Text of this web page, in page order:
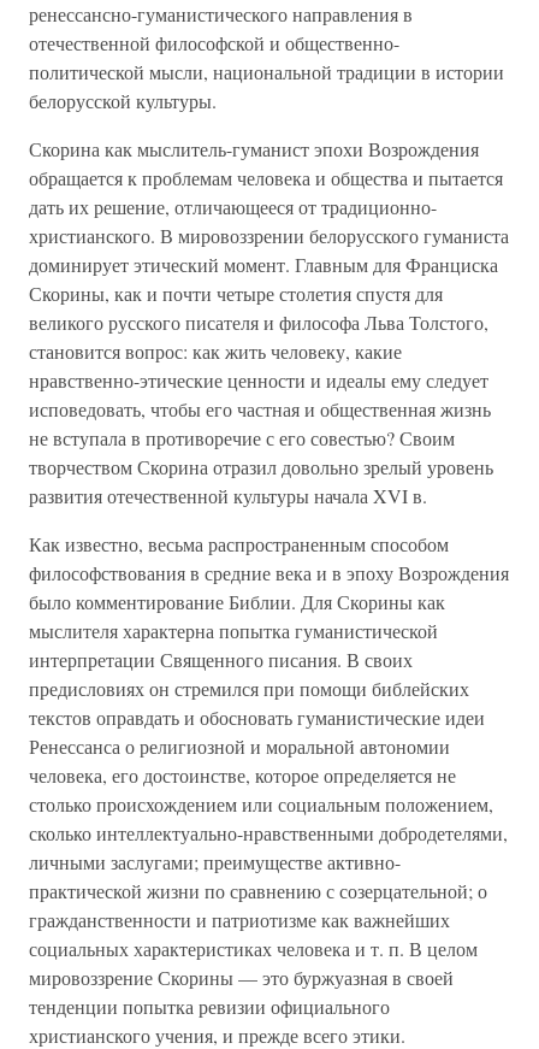
ренессансно-гуманистического направления в
отечественной философской и общественно-
политической мысли, национальной традиции в истории
белорусской культуры.
Скорина как мыслитель-гуманист эпохи Возрождения
обращается к проблемам человека и общества и пытается
дать их решение, отличающееся от традиционно-
христианского. В мировоззрении белорусского гуманиста
доминирует этический момент. Главным для Франциска
Скорины, как и почти четыре столетия спустя для
великого русского писателя и философа Льва Толстого,
становится вопрос: как жить человеку, какие
нравственно-этические ценности и идеалы ему следует
исповедовать, чтобы его частная и общественная жизнь
не вступала в противоречие с его совестью? Своим
творчеством Скорина отразил довольно зрелый уровень
развития отечественной культуры начала XVI в.
Как известно, весьма распространенным способом
философствования в средние века и в эпоху Возрождения
было комментирование Библии. Для Скорины как
мыслителя характерна попытка гуманистической
интерпретации Священного писания. В своих
предисловиях он стремился при помощи библейских
текстов оправдать и обосновать гуманистические идеи
Ренессанса о религиозной и моральной автономии
человека, его достоинстве, которое определяется не
столько происхождением или социальным положением,
сколько интеллектуально-нравственными добродетелями,
личными заслугами; преимуществе активно-
практической жизни по сравнению с созерцательной; о
гражданственности и патриотизме как важнейших
социальных характеристиках человека и т. п. В целом
мировоззрение Скорины — это буржуазная в своей
тенденции попытка ревизии официального
христианского учения, и прежде всего этики.